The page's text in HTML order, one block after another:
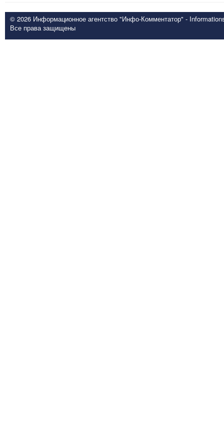
© 2026 Информационное агентство "Инфо-Комментатор" -
Все права защищены